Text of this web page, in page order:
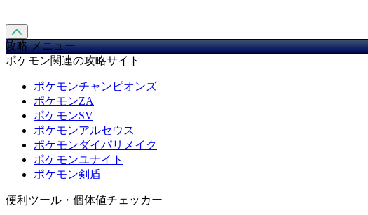
攻略 メニュー
ポケモン関連の攻略サイト
ポケモンチャンピオンズ
ポケモンZA
ポケモンSV
ポケモンアルセウス
ポケモンダイパリメイク
ポケモンユナイト
ポケモン剣盾
便利ツール・個体値チェッカー